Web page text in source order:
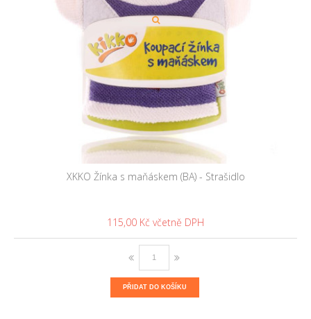
XKKO Žínka s maňáskem (BA) - Strašidlo
115,00 Kč
PŘIDAT DO KOŠÍKU